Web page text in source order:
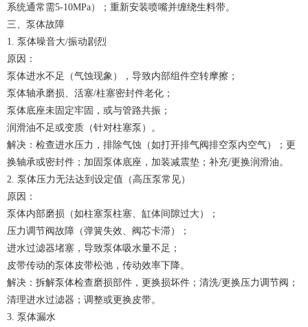
系统通常需5-10MPa）；重新安装喷嘴并缠绕生料带。
三、泵体故障
1. 泵体噪音大/振动剧烈
原因：
泵体进水不足（气蚀现象），导致内部组件空转摩擦；
泵体轴承磨损、活塞/柱塞密封件老化；
泵体底座未固定牢固，或与管路共振；
润滑油不足或变质（针对柱塞泵）。
解决：检查进水压力，排除气蚀（如打开排气阀排空泵内空气）；更
换轴承或密封件；加固泵体底座，加装减震垫；补充/更换润滑油。
2. 泵体压力无法达到设定值（高压泵常见）
原因：
泵体内部磨损（如柱塞泵柱塞、缸体间隙过大）；
压力调节阀故障（弹簧失效、阀芯卡滞）；
进水过滤器堵塞，导致泵体吸水量不足；
皮带传动的泵体皮带松弛，传动效率下降。
解决：拆解泵体检查磨损部件，更换损坏件；清洗/更换压力调节阀；
清理进水过滤器；调整或更换皮带。
3. 泵体漏水